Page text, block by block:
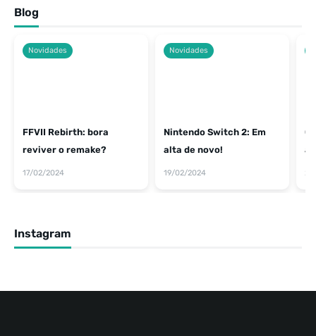
Blog
Novidades
FFVII Rebirth: bora
reviver o remake?
17/02/2024
Novidades
Nintendo Switch 2: Em
alta de novo!
19/02/2024
O
Instagram